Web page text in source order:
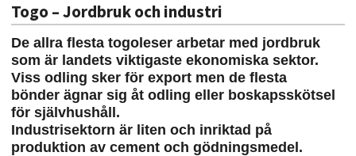
Togo – Jordbruk och industri
De allra flesta togoleser arbetar med jordbruk
som är landets viktigaste ekonomiska sektor.
Viss odling sker för export men de flesta
bönder ägnar sig åt odling eller boskapsskötsel
för självhushåll.
Industrisektorn är liten och inriktad på
produktion av cement och gödningsmedel.